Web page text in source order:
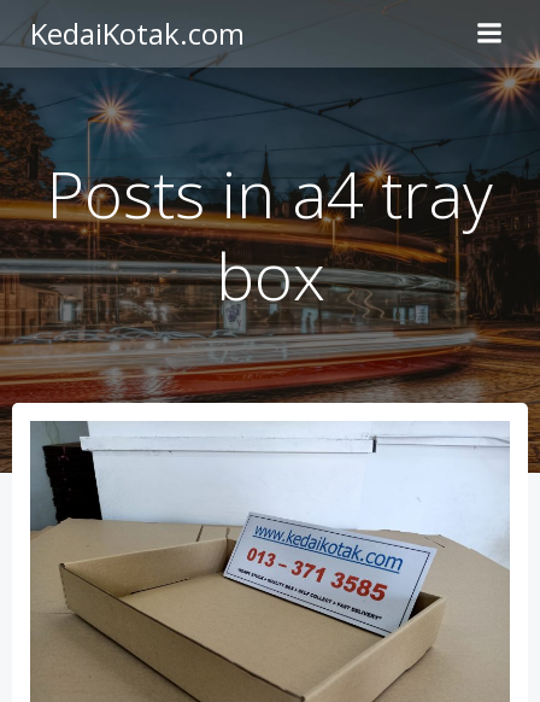
content
KedaiKotak.com
Posts in a4 tray
box